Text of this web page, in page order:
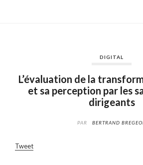
DIGITAL
L’évaluation de la
et sa perception par les
dirigeants
PAR BERTRAND
Tweet